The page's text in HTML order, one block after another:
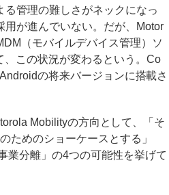
る管理の難しさがネックになっ
用が進んでいない。だが、Motor
（モバイルデバイス管理）ソ
、この状況が変わるという。Co
の将来バージョンに搭載さ
Mobilityの方向として、「そ
ためのショーケースとする」
業分離」の4つの可能性を挙げて